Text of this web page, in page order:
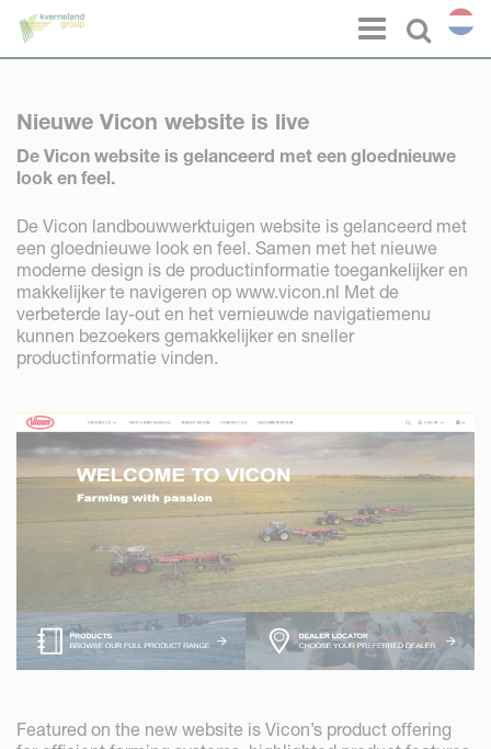
Select
Menu
Nieuwe Vicon website is live
De Vicon website is gelanceerd met een gloednieuwe
look en feel.
De Vicon landbouwwerktuigen website is gelanceerd met
een gloednieuwe look en feel. Samen met het nieuwe
moderne design is de productinformatie toegankelijker en
makkelijker te navigeren op www.vicon.nl Met de
verbeterde lay-out en het vernieuwde navigatiemenu
kunnen bezoekers gemakkelijker en sneller
productinformatie vinden.
Featured on the new website is Vicon’s product offering
Cookies beheer paneel